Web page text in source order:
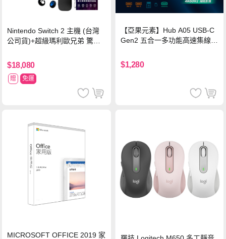
Nintendo Switch 2 主機 (台灣
公司貨)+超級瑪利歐兄弟 驚奇
球 狂熱 中文版
$18,080
贈 免運
【亞果元素】Hub A05 USB-C
Gen2 五合一多功能高速集線
$1,280
MICROSOFT OFFICE 2019 家